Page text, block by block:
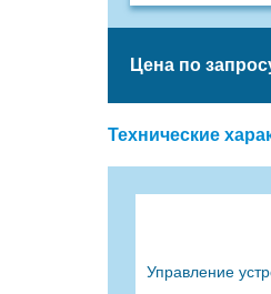
Цена по
Технические
Управление